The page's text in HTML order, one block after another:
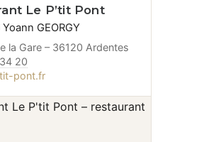
Le P’tit Pont
GEORGY
la Gare – 36120 Ardentes
20
pont.fr